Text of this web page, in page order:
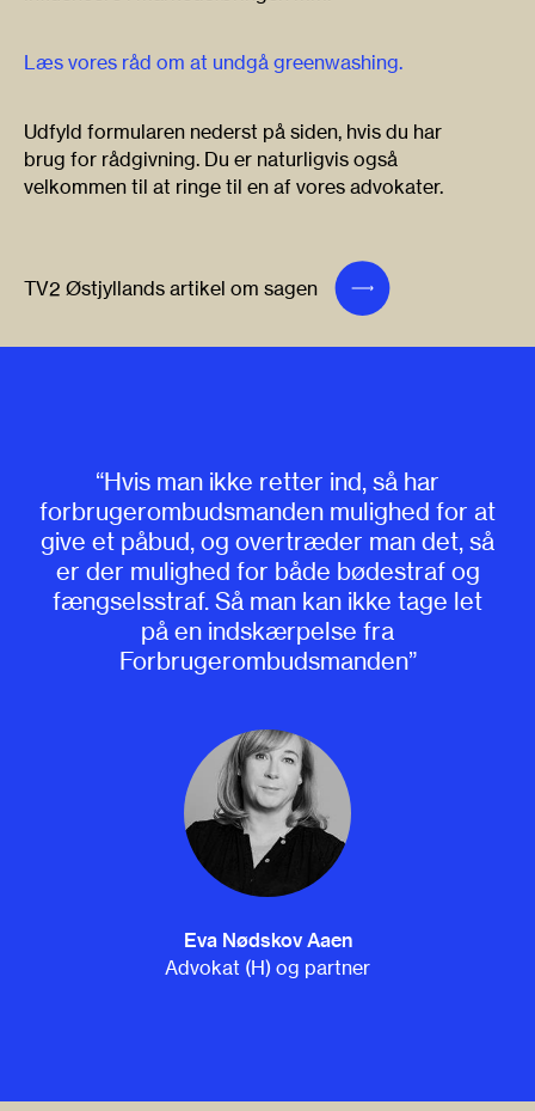
Læs vores råd om at undgå greenwashing.
Udfyld formularen nederst på siden, hvis du har
brug for rådgivning. Du er naturligvis også
velkommen til at ringe til en af vores advokater.
TV2 Østjyllands artikel om sagen
“Hvis man ikke retter ind, så har
forbrugerombudsmanden mulighed for at
give et påbud, og overtræder man det, så
er der mulighed for både bødestraf og
fængselsstraf. Så man kan ikke tage let
på en indskærpelse fra
Forbrugerombudsmanden”
Eva Nødskov Aaen
Advokat (H) og partner